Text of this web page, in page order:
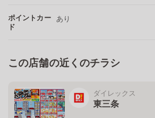
ポイントカー
ド
あり
この店舗の近くのチラシ
ダイレックス
東三条